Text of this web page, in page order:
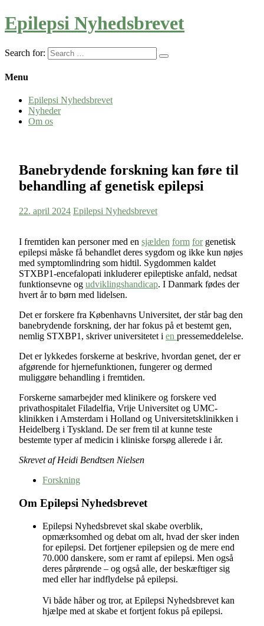
Epilepsi Nyhedsbrevet
Search for:
Menu
Epilepsi Nyhedsbrevet
Nyheder
Om os
Banebrydende forskning kan føre til
behandling af genetisk epilepsi
22. april 2024 Epilepsi Nyhedsbrevet
I fremtiden kan personer med en sjælden form forgenetisk
epilepsi måske få behandlet deres sygdom og ikke kun nøjes
med symptomlindring som hidtil. Sygdommen kaldet
STXBP1-encefalopati inkluderer epileptiske anfald, nedsat
funktionsevne og udviklingshandicap. I Danmark fødes der
hvert år to børn med lidelsen.
Det er forskere fra Københavns Universitet, der står bag den
banebrydende forskning, der har fokus på et bestemt gen,
nemlig STXBP1, skriver universitetet i en pressemeddelelse.
Det er lykkedes forskerne at beskrive, hvordan genet, der er
afgørende for hjernefunktionen, fungerer og dermed
muliggøre behandling i fremtiden.
Forskerne samarbejder med klinikere og forskere ved
privathospitalet Filadelfia, Vrije Universitet og UMC-
klinikken i Amsterdam i Holland og Universitetsklinikken i
Heidelberg i Tyskland. De ser frem til at kunne teste
bestemte typer af medicin i kliniske forsøg allerede i år.
Skrevet af Heidi Bendtsen Nielsen
Forskning
Om Epilepsi Nyhedsbrevet
Epilepsi Nyhedsbrevet skal skabe overblik,
opmærksomhed og debat om alt, hvad der sker inden
for epilepsi. Det fortjener epilepsien og de mere end
70.000 danskere, som er ramt af epilepsi. Men også
deres pårørende – og også alle, der beskæftiger sig
med eller har indflydelse på epilepsi.
Vi både håber og tror, at Epilepsi Nyhedsbrevet kan
hjælpe med at skabe et fortjent fokus på epilepsi.